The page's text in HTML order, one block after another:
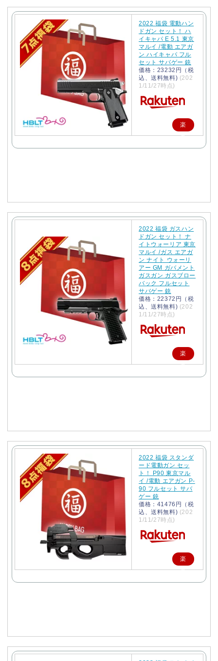
2022 福袋 電動ハン
ドガン セット！ ハ
イキャパ E 5.1 東京
マルイ /電動 エアガ
ン ハイキャパ フル
セット サバゲー 銃
価格：23232円（税
込、送料無料) (202
1/11/27時点)
楽
天
2022 福袋 ガスハン
ドガン セット！ ナ
イトウォーリア 東京
マルイ /ガス エアガ
ン ナイト ウォーリ
アー GM ガバメント
ガスガン ガスブロー
バック フルセット
サバゲー 銃
価格：22372円（税
込、送料無料) (202
1/11/27時点)
楽
天
2022 福袋 スタンダ
ード電動ガン セッ
ト！ P90 東京マル
イ /電動 エアガン P-
90 フルセット サバ
ゲー 銃
価格：41476円（税
込、送料無料) (202
1/11/27時点)
楽
天